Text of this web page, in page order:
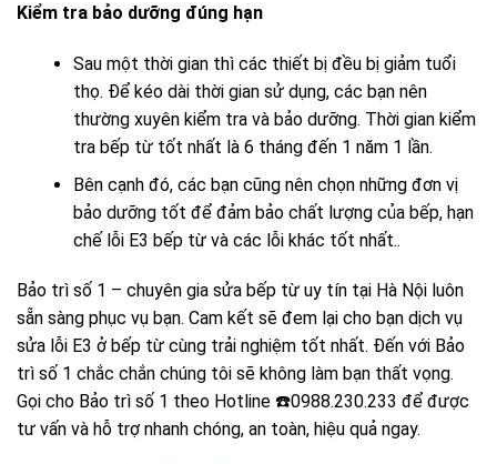
Kiểm tra bảo dưỡng đúng hạn
Sau một thời gian thì các thiết bị đều bị giảm tuổi
thọ. Để kéo dài thời gian sử dụng, các bạn nên
thường xuyên kiểm tra và bảo dưỡng. Thời gian kiểm
tra bếp từ tốt nhất là 6 tháng đến 1 năm 1 lần.
Bên cạnh đó, các bạn cũng nên chọn những đơn vị
bảo dưỡng tốt để đảm bảo chất lượng của bếp, hạn
chế lỗi E3 bếp từ và các lỗi khác tốt nhất..
Bảo trì số 1 – chuyên gia sửa bếp từ uy tín tại Hà Nội luôn
sẵn sàng phục vụ bạn. Cam kết sẽ đem lại cho bạn dịch vụ
sửa lỗi E3 ở bếp từ cùng trải nghiệm tốt nhất. Đến với Bảo
trì số 1 chắc chắn chúng tôi sẽ không làm bạn thất vọng.
Gọi cho Bảo trì số 1 theo Hotline ☎️0988.230.233 để được
tư vấn và hỗ trợ nhanh chóng, an toàn, hiệu quả ngay.